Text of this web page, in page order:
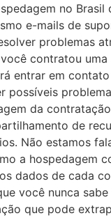
no Brasil
e-mails de
problemas
contratou
entrar em
possíveis
da
de
Não estamos
a hospedagem
dados de cada
você nunca
que pode